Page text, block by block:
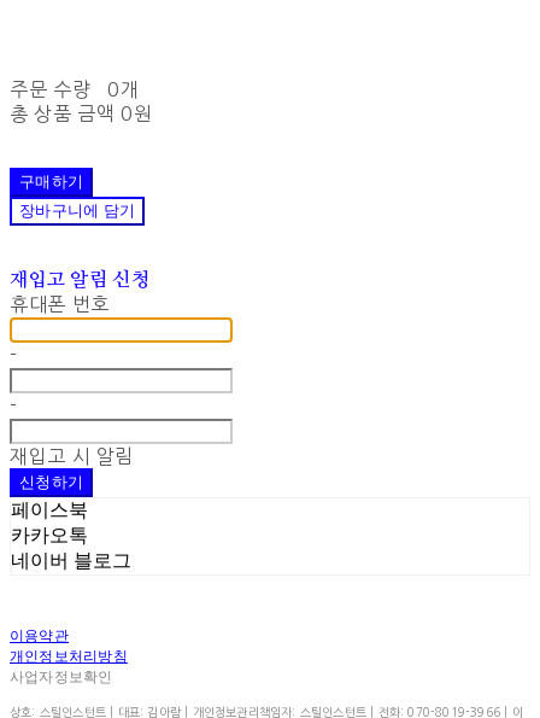
주문 수량
0개
총 상품 금액 0원
구매하기
장바구니에 담기
재입고 알림 신청
휴대폰 번호
-
-
재입고 시 알림
신청하기
페이스북
카카오톡
네이버 블로그
이용약관
개인정보처리방침
사업자정보확인
상호: 스틸인스턴트 | 대표: 김아람 | 개인정보관리책임자: 스틸인스턴트 | 전화: 070-8019-3966 | 이